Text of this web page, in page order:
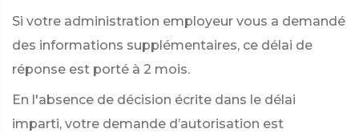
Si votre administration employeur vous a demandé
des informations supplémentaires, ce délai de
réponse est porté à 2 mois.
En l'absence de décision écrite dans le délai
imparti, votre demande d’autorisation est